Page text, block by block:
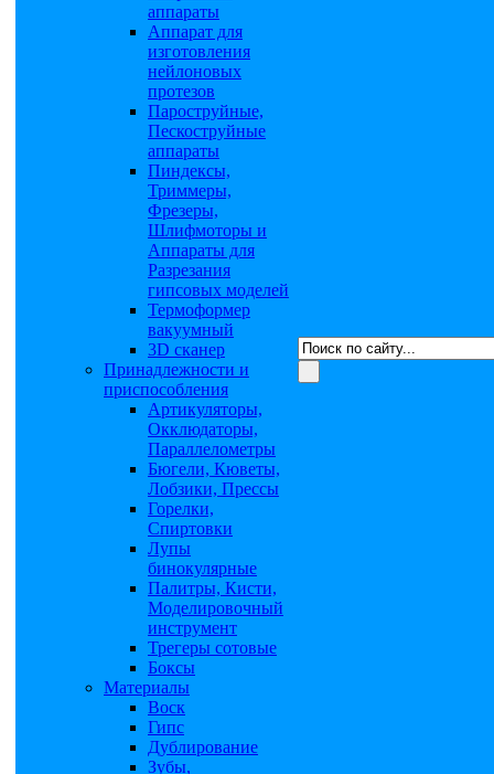
аппараты
Аппарат для
изготовления
нейлоновых
протезов
Пароструйные,
Пескоструйные
аппараты
Пиндексы,
Триммеры,
Фрезеры,
Шлифмоторы и
Аппараты для
Разрезания
гипсовых моделей
Термоформер
вакуумный
3D сканер
Принадлежности и
приспособления
Артикуляторы,
Окклюдаторы,
Параллелометры
Бюгели, Кюветы,
Лобзики, Прессы
Горелки,
Спиртовки
Лупы
бинокулярные
Палитры, Кисти,
Моделировочный
инструмент
Трегеры сотовые
Боксы
Материалы
Воск
Гипс
Дублирование
Зубы,